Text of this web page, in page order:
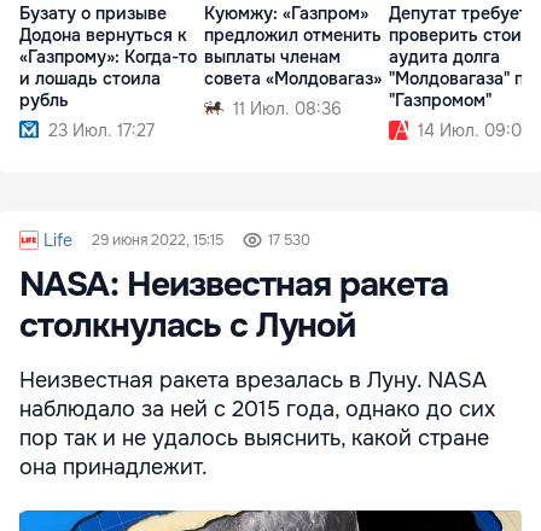
Бузату о призыве
Додона вернуться к
«Газпрому»: Когда-то
и лошадь стоила
рубль
23 Июл. 17:27
Куюмжу: «Газпром»
предложил отменить
выплаты членам
совета «Молдовагаз»
11 Июл. 08:36
Депутат требует
проверить
аудита долга
"Молдовагаза"
"Газпромом"
14 Июл. 09:02
Life 29 июня 2022, 15:15 17 530
NASA: Неизвестная ракета
столкнулась с Луной
Неизвестная ракета врезалась в Луну. NASA
наблюдало за ней с 2015 года, однако до сих
пор так и не удалось выяснить, какой стране
она принадлежит.